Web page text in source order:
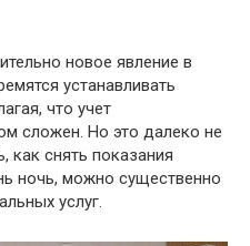
новое явление в
устанавливать
что учет
сложен. Но это далеко не
как снять показания
ночь, можно существенно
услуг.